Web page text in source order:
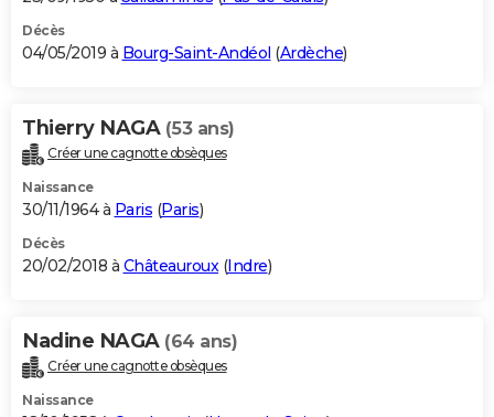
Décès
04/05/2019 à Bourg-Saint-Andéol (Ardèche)
Thierry NAGA (53 ans)
Créer une cagnotte obsèques
Naissance
30/11/1964 à Paris (Paris)
Décès
20/02/2018 à Châteauroux(Indre)
Nadine NAGA (64 ans)
Créer une cagnotte obsèques
Naissance